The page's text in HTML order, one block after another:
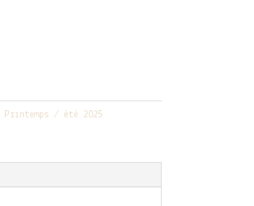
Printemps / été 2025